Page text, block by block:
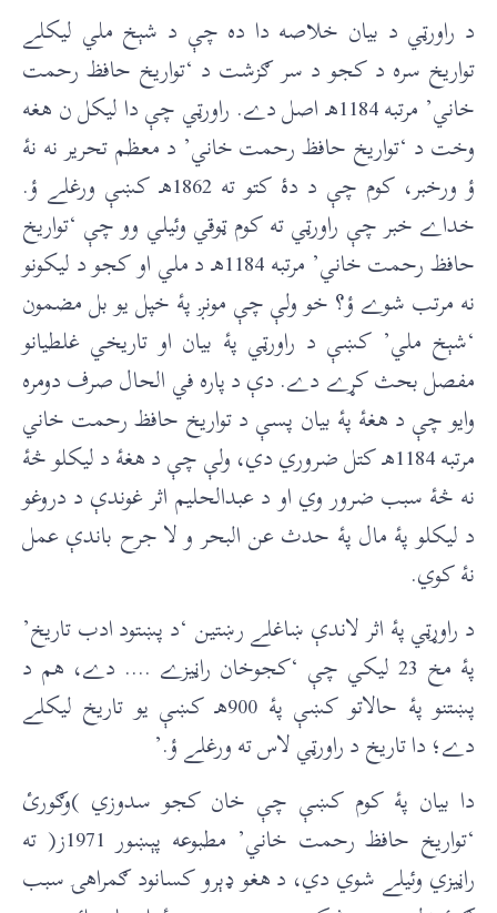
د راورټي د بيان خلاصه دا ده چې د شېخ ملي ليکلے
تواريخ سره د کجو د سر ګزشت د ‘تواريخ حافظ رحمت
خاني’ مرتبه 1184هـ اصل دے. راورټي چې دا ليکل ن هغه
وخت د ‘تواريخ حافظ رحمت خاني’ د معظم تحرير نه نۀ
ؤ ورخبر، کوم چې د دۀ کتو ته 1862هـ کښې ورغلے ؤ.
خداے خبر چې راورټي ته کوم ټوقي وئيلي وو چې ‘تواريخ
حافظ رحمت خاني’ مرتبه 1184هـ د ملي او کجو د ليکونو
نه مرتب شوے ؤ؟ خو ولې چې مونږ پۀ خپل يو بل مضمون
‘شېخ ملي’ کښې د راورټي پۀ بيان او تاريخي غلطيانو
مفصل بحث کړے دے. دې د پاره في الحال صرف دومره
وايو چې د هغۀ پۀ بيان پسې د تواريخ حافظ رحمت خاني
مرتبه 1184هـ کتل ضروري دي، ولې چې د هغۀ د ليکلو څۀ
نه څۀ سبب ضرور وي او د عبدالحليم اثر غوندې د دروغو
د ليکلو پۀ مال پۀ حدث عن البحر و لا جرح باندې عمل
نۀ کوي.
د راوړټي پۀ اثر لاندې ښاغلے رښتين ‘د پښتود ادب تاريخ’
پۀ مخ 23 ليکي چې ‘کجوخان راڼيزے …. دے، هم د
پښتنو پۀ حالاتو کښې پۀ 900هـ کښې يو تاريخ ليکلے
دے؛ دا تاريخ د راورټي لاس ته ورغلے ؤ.’
دا بيان پۀ کوم کښې چې خان کجو سدوزي )وګورئ
‘تواريخ حافظ رحمت خاني’ مطبوعه پېښور 1971ز( ته
راڼيزي وئيلے شوي دي، د هغو ډېرو کسانود ګمراهۍ سبب